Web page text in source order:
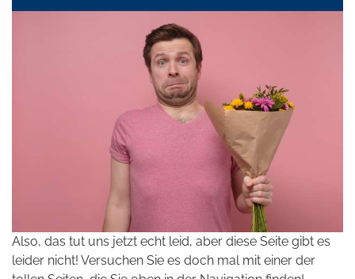
Also, das tut uns jetzt echt leid, aber diese Seite gibt es
leider nicht! Versuchen Sie es doch mal mit einer der